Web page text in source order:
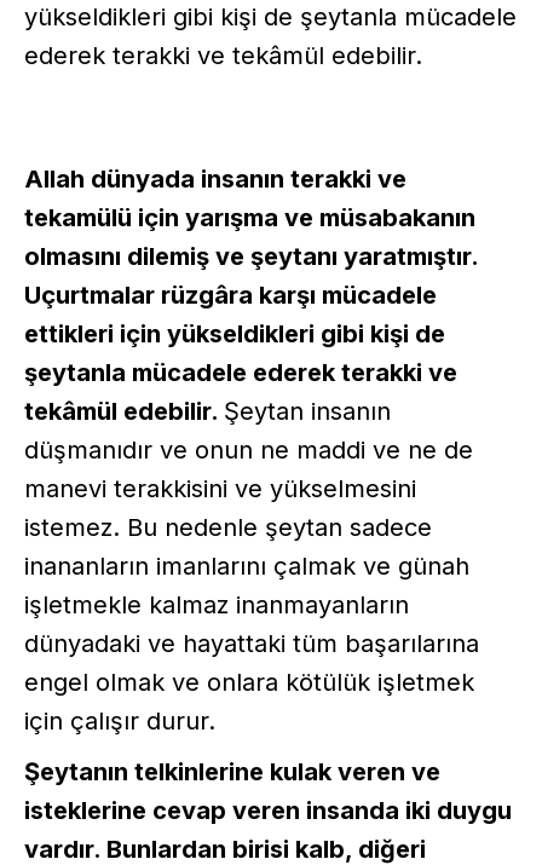
yükseldikleri gibi kişi de şeytanla mücadele
ederek terakki ve tekâmül edebilir.
Allah dünyada insanın terakki ve
tekamülü için yarışma ve müsabakanın
olmasını dilemiş ve şeytanı yaratmıştır.
Uçurtmalar rüzgâra karşı mücadele
ettikleri için yükseldikleri gibi kişi de
şeytanla mücadele ederek terakki ve
tekâmül edebilir. Şeytan insanın
düşmanıdır ve onun ne maddi ve ne de
manevi terakkisini ve yükselmesini
istemez. Bu nedenle şeytan sadece
inananların imanlarını çalmak ve günah
işletmekle kalmaz inanmayanların
dünyadaki ve hayattaki tüm başarılarına
engel olmak ve onlara kötülük işletmek
için çalışır durur.
Şeytanın telkinlerine kulak veren ve
isteklerine cevap veren insanda iki duygu
vardır. Bunlardan birisi kalb, diğeri